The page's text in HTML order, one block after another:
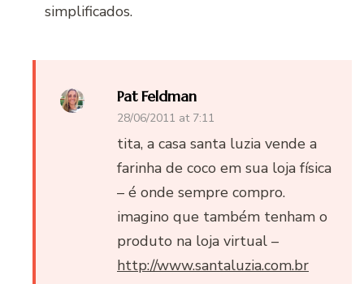
simplificados.
Pat Feldman
28/06/2011 at 7:11
tita, a casa santa luzia vende a
farinha de coco em sua loja física
– é onde sempre compro.
imagino que também tenham o
produto na loja virtual –
http://www.santaluzia.com.br